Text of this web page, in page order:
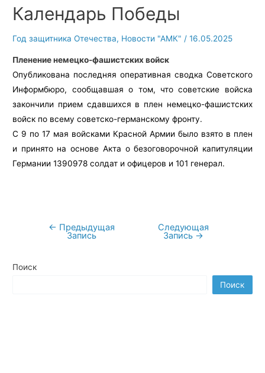
Календарь Победы
Год защитника Отечества, Новости "АМК" /16.05.2025
Пленение немецко-фашистскихвойск
Опубликована последняя оперативная сводка Советского
Информбюро, сообщавшая о том, что советские войска
закончили прием сдавшихся в плен немецко-фашистских
войск по всему советско-германскому фронту.
С 9 по 17 мая войсками Красной Армии было взято в плен
и принято на основе Акта о безоговорочной капитуляции
Германии 1390978 солдат и офицеров и 101 генерал.
Навигация
← Предыдущая
Запись
Следующая
Запись →
Поиск
Поиск